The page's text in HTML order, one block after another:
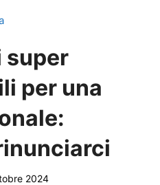
super
per una
2024